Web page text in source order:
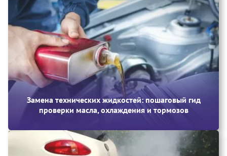
Замена технических жидкостей: пошаговый гид
проверки масла, охлаждения и тормозов